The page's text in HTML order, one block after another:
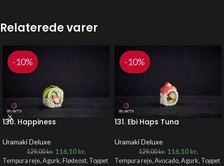
Relaterede varer
-10%
130. Happiness
Uramaki Deluxe
129,00kr. 116,10kr.
Tempura reje, Agurk, Flødeost, Toppet
-10%
131. Ebi Haps Tuna
Uramaki Deluxe
129,00kr. 116,10kr.
Tempura reje, Avocado, Agurk, Toppet